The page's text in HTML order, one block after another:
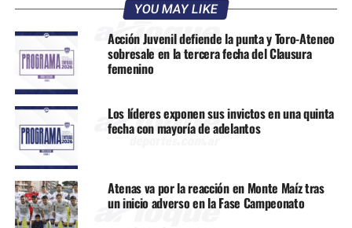
YOU MAY LIKE
Acción Juvenil defiende la punta y Toro-Ateneo
sobresale en la tercera fecha del Clausura
femenino
Los líderes exponen sus invictos en una quinta
fecha con mayoría de adelantos
Atenas va por la reacción en Monte Maíz tras
un inicio adverso en la Fase Campeonato